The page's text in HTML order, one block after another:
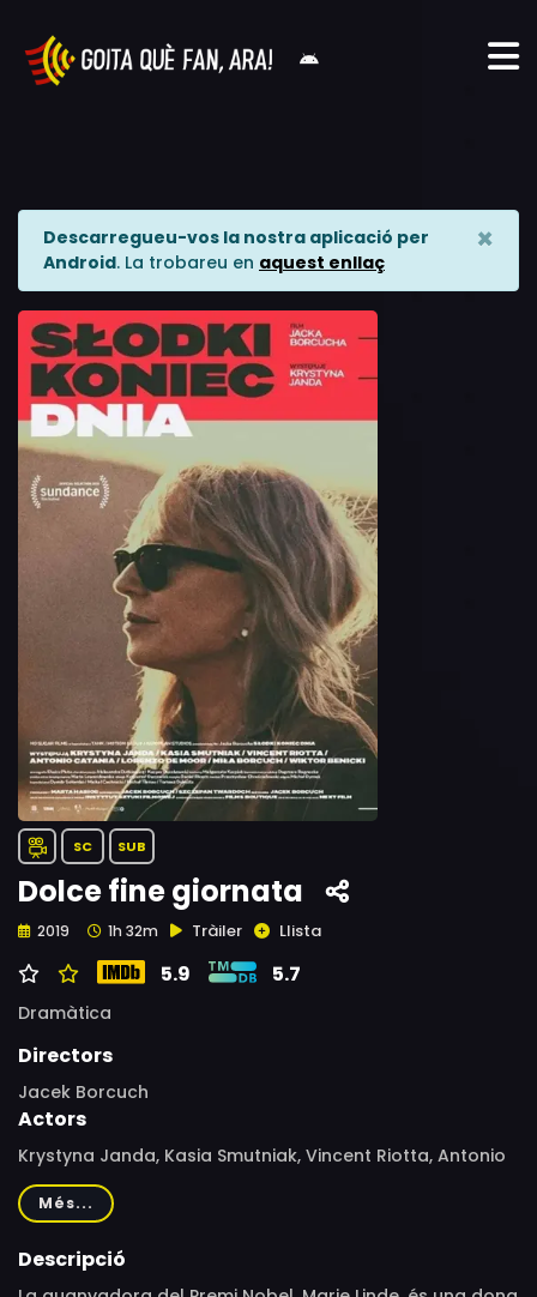
Descarregueu-vos la nostra aplicació per
Android. La trobareu en aquest enllaç
×
SC SUB
Dolce fine giornata
2019 1h 32m Tràiler Llista
5.9 5.7
Dramàtica
Directors
Jacek Borcuch
Actors
Krystyna Janda, Kasia Smutniak, Vincent Riotta, Antonio
Catania, Lorenzo de Moor, Robin Renucci, Mila Borcuch,
Arjun Talwar, Wiktor Benicki, Dominik Wojcik, Christian
Argentino, Paco Rizzo, Zbigniew Modej, Luca Grossale
Més...
Descripció